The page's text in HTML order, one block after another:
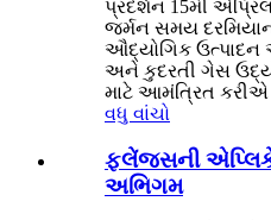
પ્રદર્શન 15મી
જર્મન સમય
ઔદ્યોગિક ઉત્પાદન
અને કુદરતી ગેસ
માટે આમંત્રિત
વધુ વાંચો
ફ્લેંજ્સની
અભિગમ